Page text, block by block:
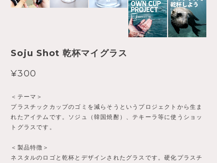
Soju Shot 乾杯マイグラス
¥300
＜テーマ＞
プラスチックカップのゴミを減らそうというプロジェクトから生ま
れたアイテムです。ソジュ（韓国焼酎）、テキーラ等に使うショッ
トグラスです。
＜製品特徴＞
ネスタルのロゴと乾杯とデザインされたグラスです。硬化プラスチ